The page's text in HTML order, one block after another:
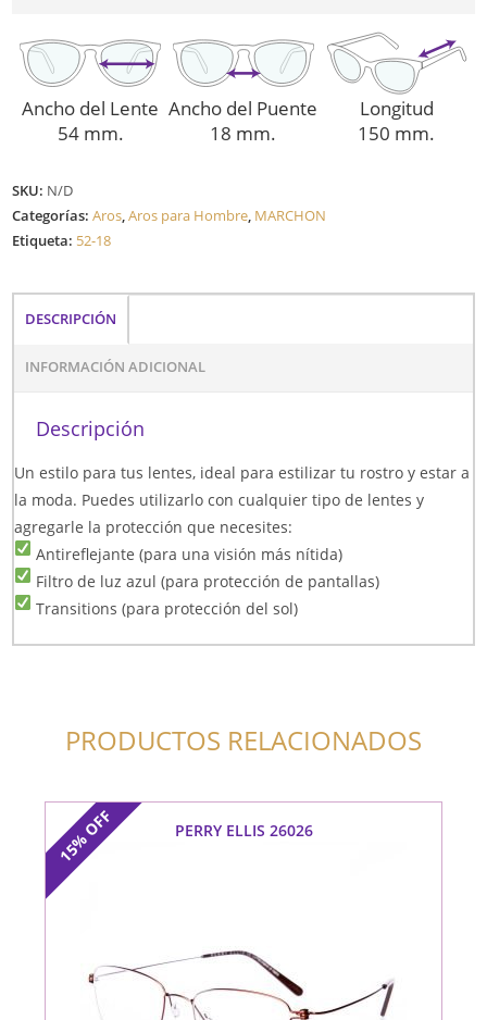
Ancho del Lente
54 mm.
Ancho del Puente
18 mm.
Longitud
150 mm.
SKU: N/D
Categorías:Aros,Aros para Hombre, MARCHON
Etiqueta: 52-18
DESCRIPCIÓN
INFORMACIÓN ADICIONAL
Descripción
Un estilo para tus lentes, ideal para estilizar tu rostro y estar a
la moda. Puedes utilizarlo con cualquier tipo de lentes y
agregarle la protección que necesites:
Antireflejante (para una visión más nítida)
Filtro de luz azul (para protección de pantallas)
Transitions (para protección del sol)
PRODUCTOS RELACIONADOS
15%
OFF PERRY ELLIS 26026